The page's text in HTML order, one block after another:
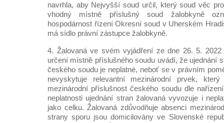
navrhla, aby Nejvyšší soud určil, který soud věc
vhodný místně příslušný soud žalobkyně
hospodárnost řízení Okresní soud v Uherském
má sídlo právní zástupce žalobkyně.
4. Žalovaná ve svém vyjádření ze dne 26. 5.
určení místně příslušného soudu uvádí, že ujednání
českého soudu je neplatné, neboť se v právním
nevyskytuje relevantní mezinárodní prvek,
mezinárodní příslušnost českého soudu dle
neplatnosti ujednání stran žalovaná vyvozuje i
jako celku. Žalovaná zdůvodňuje absenci
strany sporu jsou domicilovány ve Slovenské